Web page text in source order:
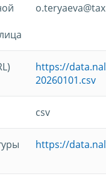
https://
20260101.csv
csv
https://